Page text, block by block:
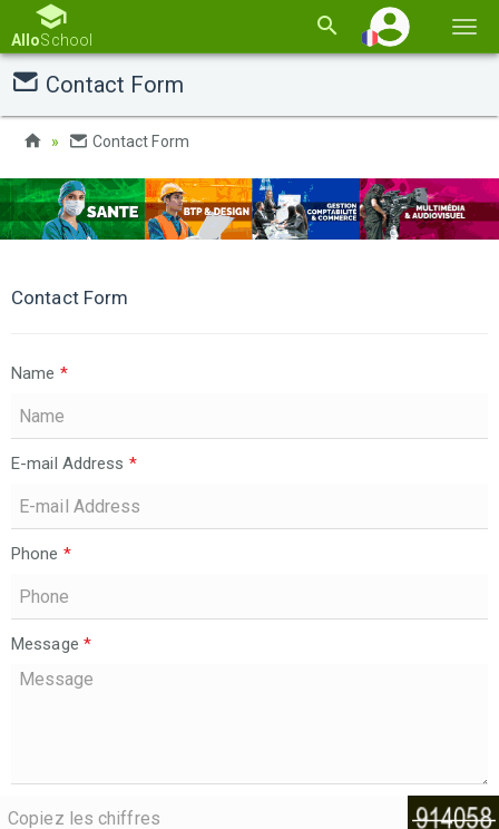
la
AlloSchool
Contact Form
Contact Form
Contact Form
Name *
E-mail Address *
Phone *
Message *